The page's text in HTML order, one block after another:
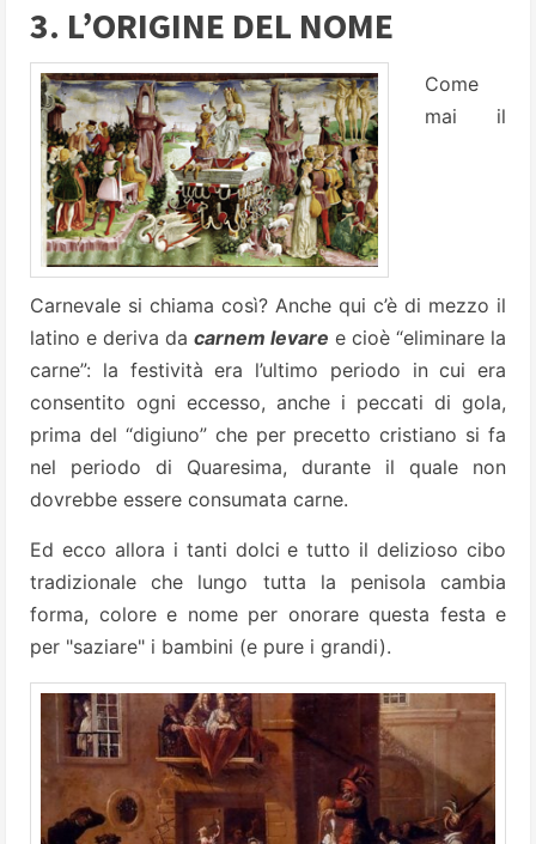
3. L’ORIGINE DEL NOME
Come
mai il
Carnevale si chiama così? Anche qui c’è di mezzo il
latino e deriva da carnem levare e cioè “eliminare la
carne”: la festività era l’ultimo periodo in cui era
consentito ogni eccesso, anche i peccati di gola,
prima del “digiuno” che per precetto cristiano si fa
nel periodo di Quaresima, durante il quale non
dovrebbe essere consumata carne.
Ed ecco allora i tanti dolci e tutto il delizioso cibo
tradizionale che lungo tutta la penisola cambia
forma, colore e nome per onorare questa festa e
per "saziare" i bambini (e pure i grandi).